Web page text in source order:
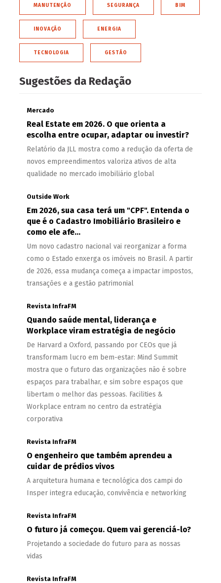
MANUTENÇÃO SEGURANÇA BIM
INOVAÇÃO ENERGIA
TECNOLOGIA GESTÃO
Sugestões da Redação
Mercado
Real Estate em 2026. O que orienta a
escolha entre ocupar, adaptar ou investir?
Relatório da JLL mostra como a redução da oferta de
novos empreendimentos valoriza ativos de alta
qualidade no mercado imobiliário global
Outside Work
Em 2026, sua casa terá um "CPF". Entenda o
que é o Cadastro Imobiliário Brasileiro e
como ele afe...
Um novo cadastro nacional vai reorganizar a forma
como o Estado enxerga os imóveis no Brasil. A partir
de 2026, essa mudança começa a impactar impostos,
transações e a gestão patrimonial
Revista InfraFM
Quando saúde mental, liderança e
Workplace viram estratégia de negócio
De Harvard a Oxford, passando por CEOs que já
transformam lucro em bem-estar: Mind Summit
mostra que o futuro das organizações não é sobre
espaços para trabalhar, e sim sobre espaços que
libertam o melhor das pessoas. Facilities &
Workplace entram no centro da estratégia
corporativa
Revista InfraFM
O engenheiro que também aprendeu a
cuidar de prédios vivos
A arquitetura humana e tecnológica dos campi do
Insper integra educação, convivência e networking
Revista InfraFM
O futuro já começou. Quem vai gerenciá-lo?
Projetando a sociedade do futuro para as nossas
vidas
Revista InfraFM